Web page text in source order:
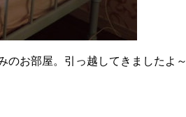
お部屋。引っ越してきましたよ～